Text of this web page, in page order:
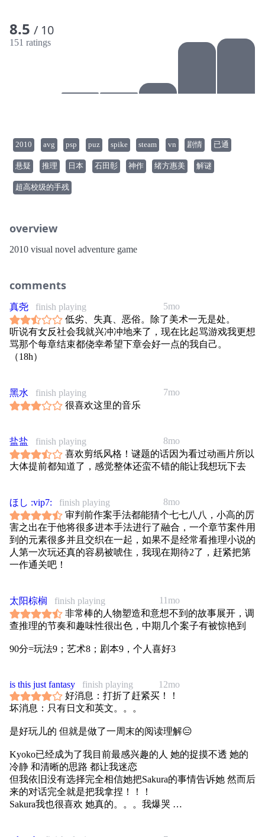
8.5 / 10
151 ratings
2010 avg psp puz spike steam vn 剧情 已通
悬疑 推理 日本 石田彰 神作 绪方惠美 解谜
超高校级的手残
overview
2010 visual novel adventure game
comments
5mo
真尧
finish playing
低劣、失真、恶俗。除了美术一无是处。
听说有女反社会我就兴冲冲地来了，现在比起骂游戏我更想
骂那个每章结束都侥幸希望下章会好一点的我自己。
（18h）
7mo
黑水
finish playing
很喜欢这里的音乐
8mo
盐盐
finish playing
喜欢剪纸风格！谜题的话因为看过动画片所以
大体提前都知道了，感觉整体还蛮不错的能让我想玩下去
8mo
ほし :vip7:
finish playing
审判前作案手法都能猜个七七八八，小高的厉
害之出在于他将很多进本手法进行了融合，一个章节案件用
到的元素很多并且交织在一起，如果不是经常看推理小说的
人第一次玩还真的容易被唬住，我现在期待2了，赶紧把第
一作通关吧！
11mo
太阳棕榈
finish playing
非常棒的人物塑造和意想不到的故事展开，调
查推理的节奏和趣味性很出色，中期几个案子有被惊艳到
90分=玩法9；艺术8；剧本9，个人喜好3
12mo
is this just fantasy
finish playing
好消息：打折了赶紧买！！
坏消息：只有日文和英文。。。
是好玩儿的 但就是做了一周末的阅读理解😑
Kyoko已经成为了我目前最感兴趣的人 她的捉摸不透 她的
冷静 和清晰的思路 都让我迷恋
但我依旧没有选择完全相信她把Sakura的事情告诉她 然而后
来的对话完全就是把我拿捏！！！
Sakura我也很喜欢 她真的。。。我爆哭